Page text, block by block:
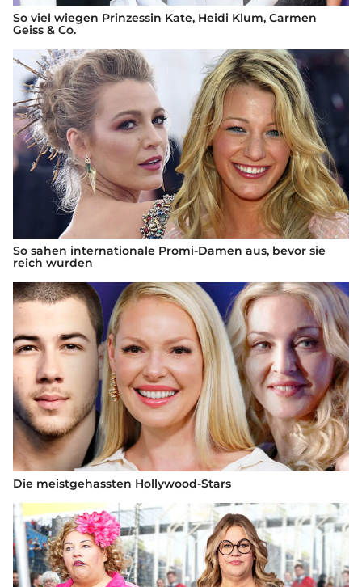
So viel wiegen Prinzessin Kate, Heidi Klum, Carmen
Geiss & Co.
So sahen internationale Promi-Damen aus, bevor sie
reich wurden
Die meistgehassten Hollywood-Stars